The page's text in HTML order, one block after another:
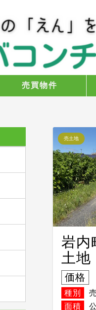
売買物件
売土地
岩内
土地
価格
種別
面積